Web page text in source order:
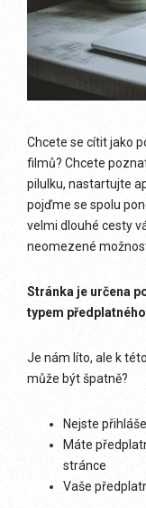
Chcete se cítit jako
filmů? Chcete
pilulku, nastartujte
pojďme se spolu
velmi dlouhé cesty
neomezené možnosti
Stránka je určena
typem
Je nám líto, ale k
může být špatně?
Nejste
Máte
stránce
Vaše